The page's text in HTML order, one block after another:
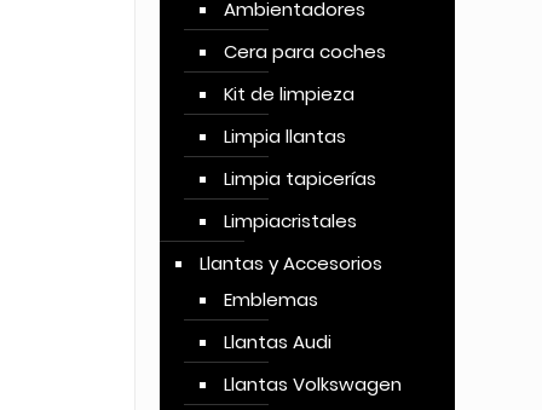
Ambientadores
Cera para coches
Kit de limpieza
Limpia llantas
Limpia tapicerías
Limpiacristales
Llantas y Accesorios
Emblemas
Llantas Audi
Llantas Volkswagen